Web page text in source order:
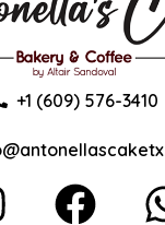
+1 (609) 576-3410